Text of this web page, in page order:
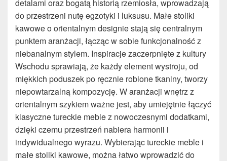
detalami oraz bogatą historią rzemiosła, wprowadzają
do przestrzeni nutę egzotyki i luksusu. Małe stoliki
kawowe o orientalnym designie stają się centralnym
punktem aranżacji, łącząc w sobie funkcjonalność z
niebanalnym stylem. Inspiracje zaczerpnięte z kultury
Wschodu sprawiają, że każdy element wystroju, od
miękkich poduszek po ręcznie robione tkaniny, tworzy
niepowtarzalną kompozycję. W aranżacji wnętrz z
orientalnym szykiem ważne jest, aby umiejętnie łączyć
klasyczne tureckie meble z nowoczesnymi dodatkami,
dzięki czemu przestrzeń nabiera harmonii i
indywidualnego wyrazu. Wybierając tureckie meble i
małe stoliki kawowe, można łatwo wprowadzić do